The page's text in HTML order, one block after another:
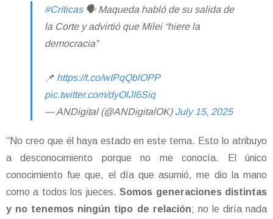
#Críticas🗣️ Maqueda habló de su salida de
la Corte y advirtió que Milei “hiere la
democracia”
📌 https://t.co/wIPqQblOPP
pic.twitter.com/dyOlJI6Siq
— ANDigital (@ANDigitalOK) July 15, 2025
“No creo que él haya estado en este tema. Esto lo atribuyo
a desconocimiento porque no me conocía. El único
conocimiento fue que, el día que asumió, me dio la mano
como a todos los jueces.Somos generaciones distintas
y no tenemos ningún tipo de relación; no le diría nada